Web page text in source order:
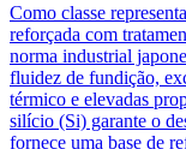
Como classe
reforçada com
norma industrial
fluidez de fundição,
térmico e elevadas
silício (Si) garante o
fornece uma base de